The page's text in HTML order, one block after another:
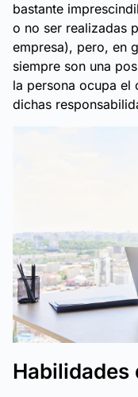
bastante
o no ser realizadas
empresa), pero, en
siempre son una
la persona ocupa el
dichas
Habilidades